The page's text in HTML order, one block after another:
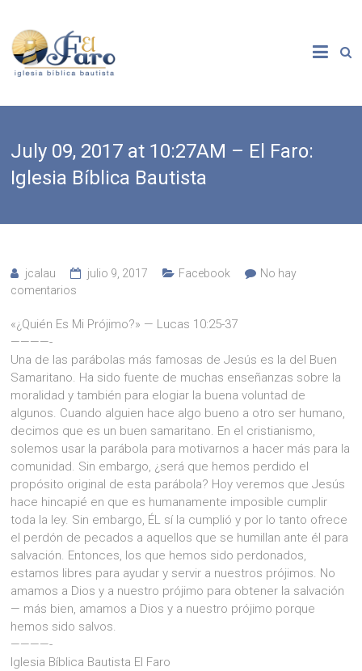
contenido
El
Faro
Iglesia
July 09, 2017 at 10:27AM – El Faro:
Iglesia Bíblica Bautista
jcalau julio 9, 2017 Facebook
No hay
comentarios
«¿Quién Es Mi Prójimo?» — Lucas 10:25-37
————-
Una de las parábolas más famosas de Jesús es la del Buen
Samaritano. Ha sido fuente de muchas enseñanzas sobre la
moralidad y también para elogiar la buena voluntad de
algunos. Cuando alguien hace algo bueno a otro ser humano,
decimos que es un buen samaritano. En el cristianismo,
solemos usar la parábola para motivarnos a hacer más para la
comunidad. Sin embargo, ¿será que hemos perdido el
propósito original de esta parábola? Hoy veremos que Jesús
hace hincapié en que es humanamente imposible cumplir
toda la ley. Sin embargo, ÉL sí la cumplió y por lo tanto ofrece
el perdón de pecados a aquellos que se humillan ante él para
salvación. Entonces, los que hemos sido perdonados,
estamos libres para ayudar y servir a nuestros prójimos. No
amamos a Dios y a nuestro prójimo para obtener la salvación
— más bien, amamos a Dios y a nuestro prójimo porque
hemos sido salvos.
————-
Iglesia Bíblica Bautista El Faro